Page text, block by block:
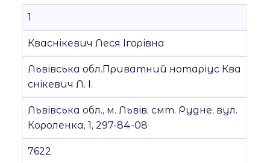
1
Кваснікевич Леся Ігорівна
Львівська обл.Приватний нотаріус Ква
снікевич Л. І.
Львівська обл., м. Львів, смт. Рудне, вул.
Короленка, 1, 297-84-08
7622